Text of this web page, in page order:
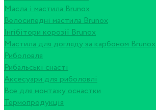
Масла і мастила Brunox
Велосипедні мастила Brunox
Інгібітори корозії Brunox
Мастила для догляду за карбоном Brunox
Риболовля
Рибальські снасті
Аксесуари для риболовлі
Все для монтажу оснастки
Термопродукція